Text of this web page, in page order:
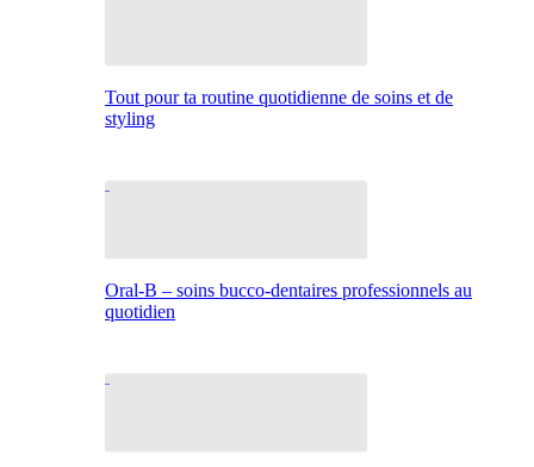
Tout pour ta routine quotidienne de soins et de
styling
Oral-B – soins bucco-dentaires professionnels au
quotidien